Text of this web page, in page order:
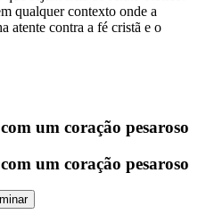
qualquer contexto onde a
atente contra a fé cristã e o
um coração pesaroso
um coração pesaroso